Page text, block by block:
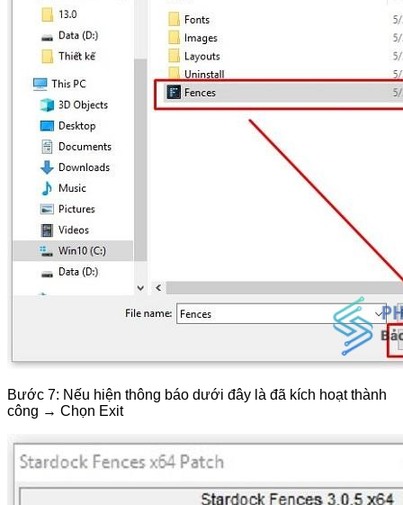
Bước 7: Nếu hiện thông báo dưới đây là đã kích hoạt thành
công → Chọn Exit